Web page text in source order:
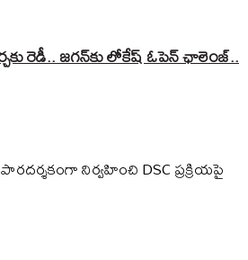
రెడీ.. జగన్‌కు లోకేష్‌ ఓపెన్ ఛాలెంజ్..
నిర్వహించి DSC ప్రక్రియపై